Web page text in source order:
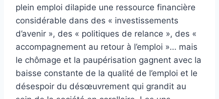
plein emploi dilapide une ressource financière
considérable dans des « investissements
d’avenir », des « politiques de relance », des «
accompagnement au retour à l’emploi »… mais
le chômage et la paupérisation gagnent avec la
baisse constante de la qualité de l’emploi et le
désespoir du désœuvrement qui grandit au